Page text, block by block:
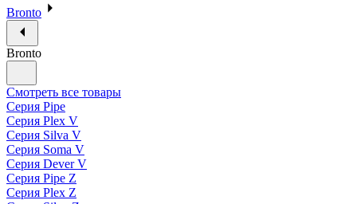
Bronto
Bronto
Смотреть все товары
Серия Pipe
Серия Plex V
Серия Silva V
Серия Soma V
Серия Dever V
Серия Pipe Z
Серия Plex Z